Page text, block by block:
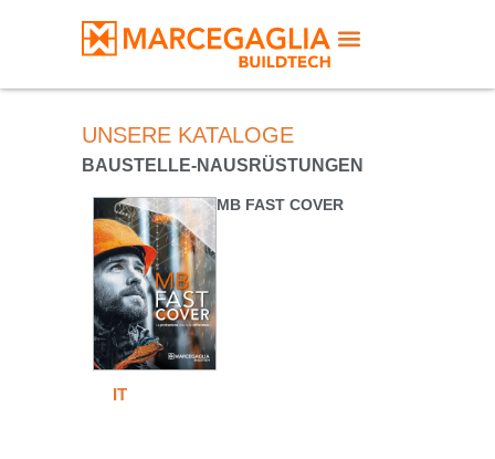
UNSERE KATALOGE
BAUSTELLE-NAUSRÜSTUNGEN
IT
MB FAST COVER